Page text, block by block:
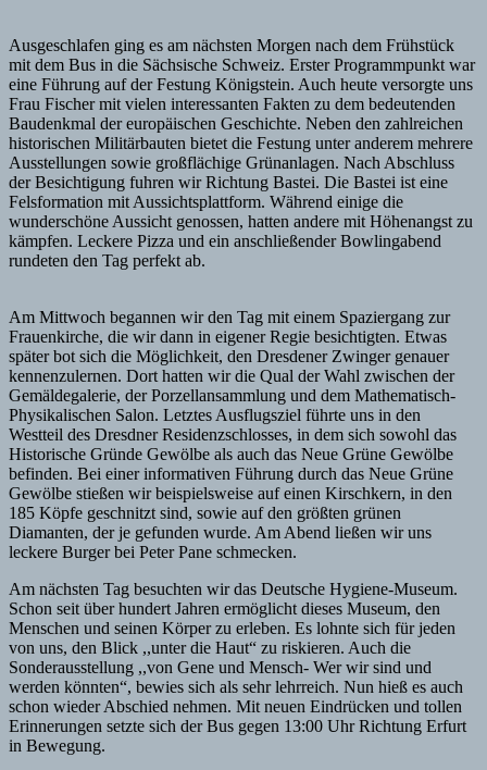
Ausgeschlafen ging es am nächsten Morgen nach dem Frühstück
mit dem Bus in die Sächsische Schweiz. Erster Programmpunkt war
eine Führung auf der Festung Königstein. Auch heute versorgte uns
Frau Fischer mit vielen interessanten Fakten zu dem bedeutenden
Baudenkmal der europäischen Geschichte. Neben den zahlreichen
historischen Militärbauten bietet die Festung unter anderem mehrere
Ausstellungen sowie großflächige Grünanlagen. Nach Abschluss
der Besichtigung fuhren wir Richtung Bastei. Die Bastei ist eine
Felsformation mit Aussichtsplattform. Während einige die
wunderschöne Aussicht genossen, hatten andere mit Höhenangst zu
kämpfen. Leckere Pizza und ein anschließender Bowlingabend
rundeten den Tag perfekt ab.
Am Mittwoch begannen wir den Tag mit einem Spaziergang zur
Frauenkirche, die wir dann in eigener Regie besichtigten. Etwas
später bot sich die Möglichkeit, den Dresdener Zwinger genauer
kennenzulernen. Dort hatten wir die Qual der Wahl zwischen der
Gemäldegalerie, der Porzellansammlung und dem Mathematisch-
Physikalischen Salon. Letztes Ausflugsziel führte uns in den
Westteil des Dresdner Residenzschlosses, in dem sich sowohl das
Historische Gründe Gewölbe als auch das Neue Grüne Gewölbe
befinden. Bei einer informativen Führung durch das Neue Grüne
Gewölbe stießen wir beispielsweise auf einen Kirschkern, in den
185 Köpfe geschnitzt sind, sowie auf den größten grünen
Diamanten, der je gefunden wurde. Am Abend ließen wir uns
leckere Burger bei Peter Pane schmecken.
Am nächsten Tag besuchten wir das Deutsche Hygiene-Museum.
Schon seit über hundert Jahren ermöglicht dieses Museum, den
Menschen und seinen Körper zu erleben. Es lohnte sich für jeden
von uns, den Blick ,,unter die Haut“ zu riskieren. Auch die
Sonderausstellung ,,von Gene und Mensch- Wer wir sind und
werden könnten“, bewies sich als sehr lehrreich. Nun hieß es auch
schon wieder Abschied nehmen. Mit neuen Eindrücken und tollen
Erinnerungen setzte sich der Bus gegen 13:00 Uhr Richtung Erfurt
in Bewegung.